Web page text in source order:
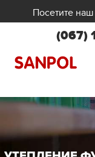
Посетите наш
(067)